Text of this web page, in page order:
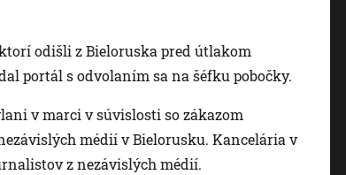
odišli z Bieloruska pred útlakom
portál s odvolaním sa na šéfku pobočky.
v marci v súvislosti so zákazom
médií v Bielorusku. Kancelária v
z nezávislých médií.